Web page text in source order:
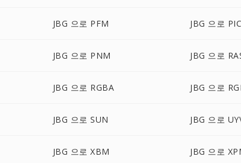
JBG 으로 PFM JBG 으로
JBG 으로 PNM JBG 으로
JBG 으로 RGBA JBG 으로
JBG 으로 SUN JBG 으로
JBG 으로 XBM JBG 으로